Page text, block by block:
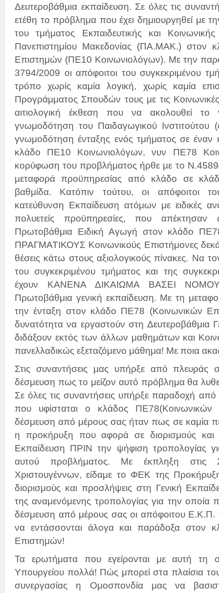
Δευτεροβάθμια εκπαίδευση. Σε όλες τις
ετέθη το πρόβλημα που έχει δημιουργηθεί με
του τμήματος Εκπαιδευτικής και
Πανεπιστημίου Μακεδονίας (ΠΑ.ΜΑΚ.) στον
Επιστημών (ΠΕ10 Κοινωνιολόγων). Με την
3794/2009 οι απόφοιτοι του συγκεκριμένου
τρόπο χωρίς καμία λογική, χωρίς καμία
Προγράμματος Σπουδών τους με τις
αιτιολογική έκθεση που να ακολουθεί
γνωμοδότηση του Παιδαγωγικού Ινστιτούτου
γνωμοδότηση ένταξης ενός τμήματος σε έναν
κλάδο ΠΕ10 Κοινωνιολόγων, νυν ΠΕ78
κορύφωση του προβλήματος ήρθε με το
μεταφορά προϋπηρεσίας από κλάδο σε
βαθμίδα. Κατόπιν τούτου, οι απόφοιτοι
κατεύθυνση Εκπαίδευση ατόμων με ειδικές
πολυετείς προϋπηρεσίες, που απέκτησαν
Πρωτοβάθμια Ειδική Αγωγή στον κλάδο
ΠΡΑΓΜΑΤΙΚΟΥΣ Κοινωνικούς Επιστήμονες
θέσεις κάτω στους αξιολογικούς πίνακες. Να
του συγκεκριμένου τμήματος και της
έχουν ΚΑΝΕΝΑ ΔΙΚΑΙΩΜΑ ΒΑΣΕΙ
Πρωτοβάθμια γενική εκπαίδευση. Με τη
την ένταξη στον κλάδο ΠΕ78 (Κοινωνικών
δυνατότητα να εργαστούν στη Δευτεροβάθμια
διδάξουν εκτός των άλλων μαθημάτων και
πανελλαδικώς εξεταζόμενο μάθημα! Με ποια
Στις συναντήσεις μας υπήρξε από πλευράς
δέσμευση πως το μείζον αυτό πρόβλημα θα
Σε όλες τις συναντήσεις υπήρξε παραδοχή
που υφίσταται ο κλάδος
δέσμευση από μέρους σας ήταν πως σε καμία
η προκήρυξη που αφορά σε διορισμούς και
Εκπαίδευση ΠΡΙΝ την ψήφιση τροπολογίας
αυτού προβλήματος. Με έκπληξη στις
Χριστουγέννων, είδαμε το ΦΕΚ της
διορισμούς και προσλήψεις στη Γενική
της αναμενόμενης τροπολογίας για την οποία
δέσμευση από μέρους σας οι απόφοιτου
να εντάσσονται άλογα και παράδοξα στον
Επιστημών!
Τα ερωτήματα που εγείρονται με αυτή τη
Υπουργείου πολλά! Πώς μπορεί στα πλαίσια
συνεργασίας η Ομοσπονδία μας να